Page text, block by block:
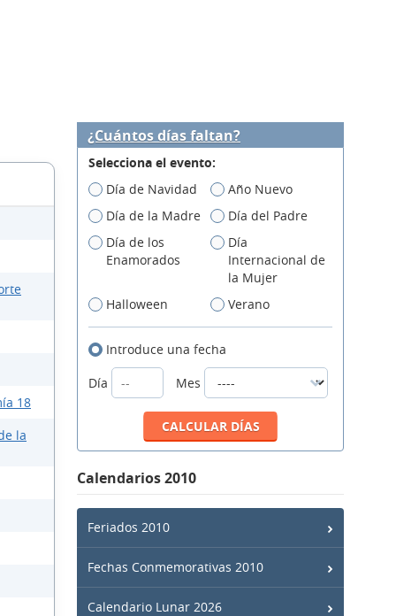
18
la
¿Cuántos días faltan?
Selecciona el evento:
Día de Navidad
Año Nuevo
Día de la Madre
Día del Padre
Día de los
Enamorados
Día
Internacional de
la Mujer
Halloween
Verano
Introduce una fecha
Día
Mes
Calendarios 2010
Feriados 2010
Fechas Conmemorativas 2010
Calendario Lunar 2026